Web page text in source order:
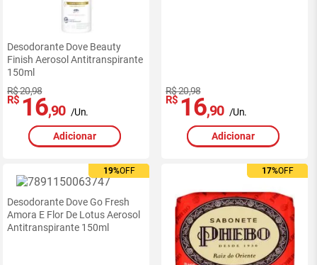
Desodorante Dove Beauty
Finish Aerosol Antitranspirante
150ml
R$ 20,98
R$ 16,90 /Un.
Adicionar
R$ 20,98
R$ 16,90 /Un.
Adicionar
19%OFF
19%OFF
Desodorante Dove Go Fresh
Amora E Flor De Lotus Aerosol
Antitranspirante 150ml
17%OFF
17%OFF